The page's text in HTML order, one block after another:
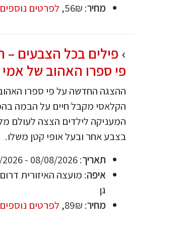
מחיר: 56₪, לפרטים נוספים
פילים בכל הצבעים
פי ספרו האהוב של אמי
ההצגה החדשה על פי ספרו
הקלאסי מקבל חיים על הבמה
המעניקה לילדים הצצה לעולם
בצבע אחר ובעל אופי קטן משלו.
תאריך: 08/08/2026 - 29/08/2026
איפה: מועצה האיזורית
גן
מחיר: 89₪, לפרטים נוספים